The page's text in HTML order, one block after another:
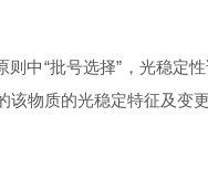
中“批号选择”，光稳定
物质的光稳定特征及变更